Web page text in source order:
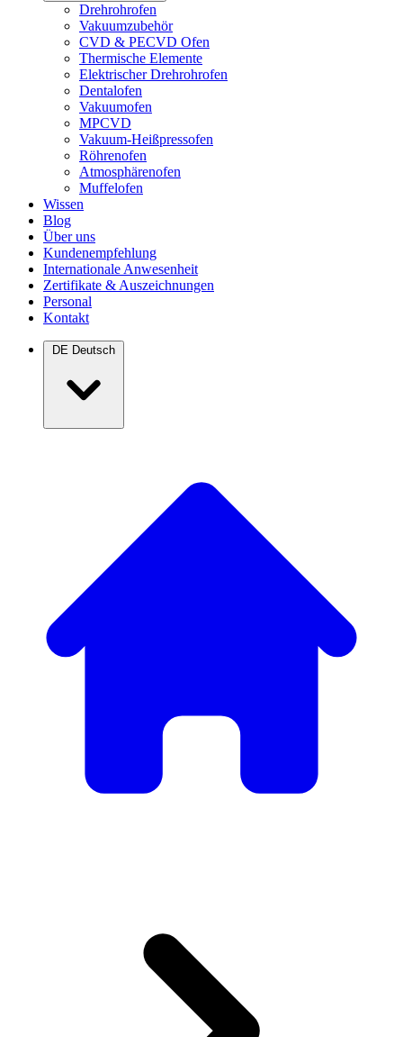
Drehrohrofen
Vakuumzubehör
CVD & PECVD Ofen
Thermische Elemente
Elektrischer Drehrohrofen
Dentalofen
Vakuumofen
MPCVD
Vakuum-Heißpressofen
Röhrenofen
Atmosphärenofen
Muffelofen
Wissen
Blog
Über uns
Kundenempfehlung
Internationale Anwesenheit
Zertifikate & Auszeichnungen
Personal
Kontakt
DE Deutsch